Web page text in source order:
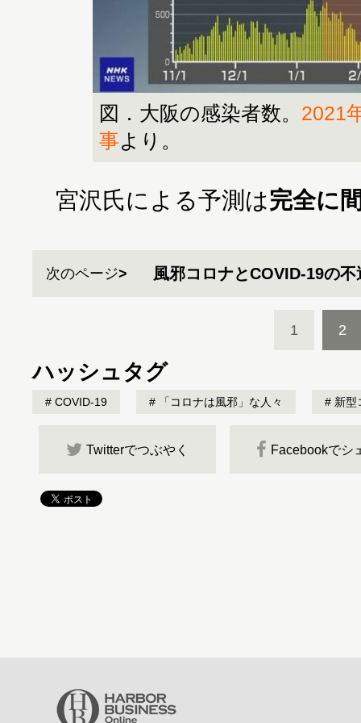
図．大阪の感染者数。 2021
事より。
宮沢氏による予測は完全に
次のページ 風邪コロナとCOVID-19の
1 2
ハッシュタグ
COVID-19 「コロナは風邪」な人々 新型
Twitterでつぶやく Facebookでシ